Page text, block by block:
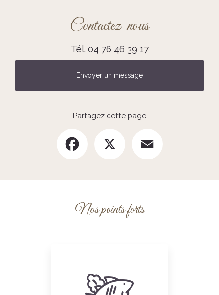
Contactez-nous
Tél. 04 76 46 39 17
Envoyer un message
Partagez cette page
Nos points forts